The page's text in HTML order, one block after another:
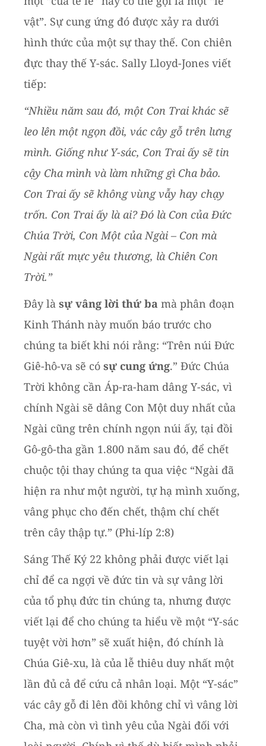
vật”. Sự cung ứng đó được xảy ra dưới
hình thức của một sự thay thế. Con chiên
đực thay thế Y-sác. Sally Lloyd-Jones viết
tiếp:
“Nhiều năm sau đó, một Con Trai khác sẽ
leo lên một ngọn đồi, vác cây gỗ trên lưng
mình. Giống như Y-sác, Con Trai ấy sẽ tin
cậy Cha mình và làm những gì Cha bảo.
Con Trai ấy sẽ không vùng vẫy hay chạy
trốn. Con Trai ấy là ai? Đó là Con của Đức
Chúa Trời, Con Một của Ngài – Con mà
Ngài rất mực yêu thương, là Chiên Con
Trời.”
Đây là sự vâng lời thứ ba mà phân đoạn
Kinh Thánh này muốn báo trước cho
chúng ta biết khi nói rằng: “Trên núi Đức
Giê-hô-va sẽ có sự cung ứng.” Đức Chúa
Trời không cần Áp-ra-ham dâng Y-sác, vì
chính Ngài sẽ dâng Con Một duy nhất của
Ngài cũng trên chính ngọn núi ấy, tại đồi
Gô-gô-tha gần 1.800 năm sau đó, để chết
chuộc tội thay chúng ta qua việc “Ngài đã
hiện ra như một người, tự hạ mình xuống,
vâng phục cho đến chết, thậm chí chết
trên cây thập tự.” (Phi-líp 2:8)
Sáng Thế Ký 22 không phải được viết lại
chỉ để ca ngợi về đức tin và sự vâng lời
của tổ phụ đức tin chúng ta, nhưng được
viết lại để cho chúng ta hiểu về một “Y-sác
tuyệt vời hơn” sẽ xuất hiện, đó chính là
Chúa Giê-xu, là của lễ thiêu duy nhất một
lần đủ cả để cứu cả nhân loại. Một “Y-sác”
vác cây gỗ đi lên đồi không chỉ vì vâng lời
Cha, mà còn vì tình yêu của Ngài đối với